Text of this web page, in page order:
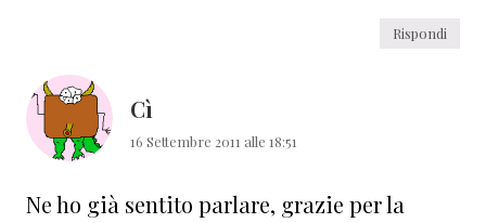
Rispondi
Cì
16 Settembre 2011 alle 18:51
Ne ho già sentito parlare, grazie per la